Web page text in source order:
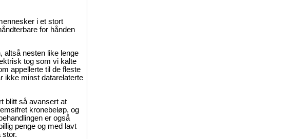
i et stort
for hånden
altså nesten like lenge
tog som vi kalte
appellerte til de fleste
ikke minst datarelaterte
blitt så avansert at
kronebeløp, og
er også
penge og med lavt
stor.